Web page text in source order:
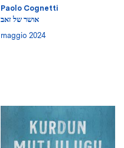
Paolo Cognetti
אושר של זאב
maggio 2024